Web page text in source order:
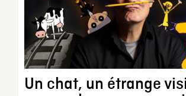
Un chat, un étrange